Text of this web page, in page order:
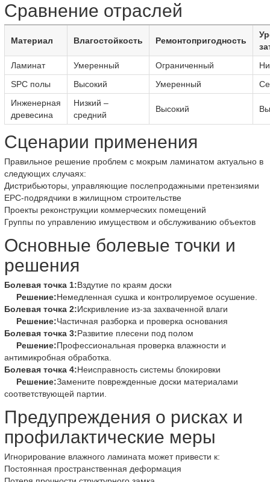
Сравнение отраслей
Материал Влагостойкость Ремонтопригодность
Ламинат
Умеренный Ограниченный
SPC полы
Высокий Умеренный
Инженерная
древесина
Низкий –
средний
Высокий
Сценарии применения
Правильное решение проблем с мокрым ламинатом актуально в
следующих случаях:
Дистрибьюторы, управляющие послепродажными претензиями
EPC-подрядчики в жилищном строительстве
Проекты реконструкции коммерческих помещений
Группы по управлению имуществом и обслуживанию объектов
Основные болевые точки и
решения
Болевая точка 1:Вздутие по краям доски
Решение:Немедленная сушка и контролируемое осушение.
Болевая точка 2:Искривление из-за захваченной влаги
Решение:Частичная разборка и проверка основания
Болевая точка 3:Развитие плесени под полом
Решение:Профессиональная проверка влажности и
антимикробная обработка.
Болевая точка 4:Неисправность системы блокировки
Решение:Замените поврежденные доски материалами
соответствующей партии.
Предупреждения о рисках и
профилактические меры
Игнорирование влажного ламината может привести к:
Постоянная пространственная деформация